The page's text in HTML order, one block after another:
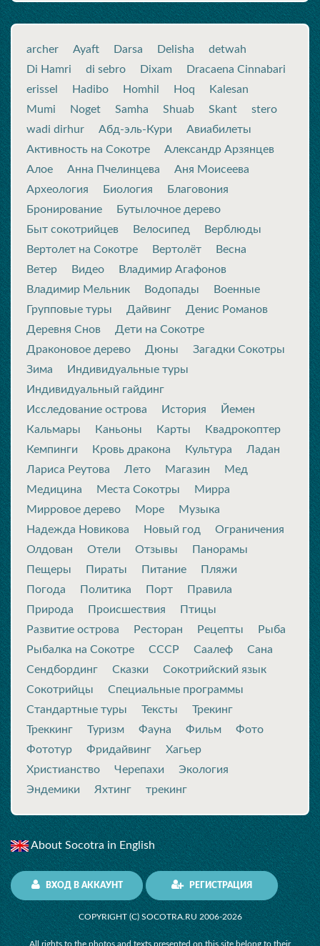
archer Ayaft Darsa Delisha
detwah
Di Hamri
di sebro Dixam
Dracaena Cinnabari
erissel
Hadibo Homhil Hoq
Kalesan
Mumi
Noget Samha Shuab Skant
stero
wadi dirhur
Абд-эль-Кури
Авиабилеты
Активность на Сокотре
Александр Арзянцев
Алое
Анна Пчелинцева
Аня Моисеева
Археология
Биология
Благовония
Бронирование
Бутылочное дерево
Быт сокотрийцев
Велосипед
Верблюды
Вертолет на Сокотре
Вертолёт
Весна
Ветер
Видео
Владимир Агафонов
Владимир Мельник
Водопады
Военные
Групповые туры
Дайвинг
Денис Романов
Деревня Снов
Дети на Сокотре
Драконовое дерево
Дюны
Загадки Сокотры
Зима
Индивидуальные туры
Индивидуальный гайдинг
Исследование острова
История
Йемен
Кальмары
Каньоны Карты
Квадрокоптер
Кемпинги
Кровь дракона Культура
Ладан
Лариса Реутова
Лето Магазин
Мед
Медицина
Места Сокотры
Мирра
Мирровое дерево
Море
Музыка
Надежда Новикова
Новый год
Ограничения
Олдован
Отели Отзывы
Панорамы
Пещеры
Пираты Питание
Пляжи
Погода
Политика Порт
Правила
Природа
Происшествия
Птицы
Развитие острова
Ресторан Рецепты
Рыба
Рыбалка на Сокотре
СССР Саалеф
Сана
Сендбординг
Сказки
Сокотрийский язык
Сокотрийцы
Специальные программы
Стандартные туры
Тексты
Трекинг
Треккинг
Туризм Фауна Фильм
Фото
Фототур
Фридайвинг
Хагьер
Христианство
Черепахи
Экология
Эндемики
Яхтинг трекинг
About Socotra in English
ВХОД В АККАУНТ РЕГИСТРАЦИЯ
COPYRIGHT (C) SOCOTRA.RU 2006-2026
All rights to the photos and texts presented on this site belong to their